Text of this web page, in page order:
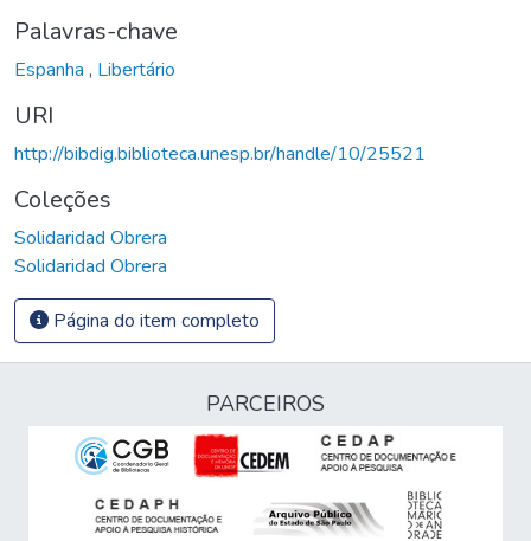
Palavras-chave
Espanha , Libertário
URI
http://bibdig.biblioteca.unesp.br/handle/10/25521
Coleções
Solidaridad Obrera
Solidaridad Obrera
Página do item completo
PARCEIROS